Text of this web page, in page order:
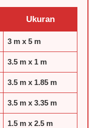
Ukuran
3 m x 5 m
3.5 m x 1 m
3.5 m x 1.85 m
3.5 m x 3.35 m
1.5 m x 2.5 m